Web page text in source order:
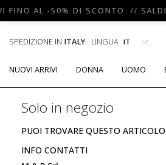
FINO AL -50% DI SCONTO //
SPEDIZIONE IN ITALY LINGUA
NUOVI ARRIVI DONNA UOMO
Solo in negozio
PUOI TROVARE QUESTO
INFO CONTATTI